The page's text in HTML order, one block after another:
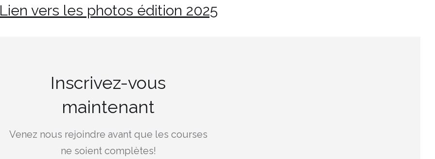
Lien vers les photos édition 2025
Inscrivez-vous
maintenant
Venez nous rejoindre avant que les courses
ne soient complètes!